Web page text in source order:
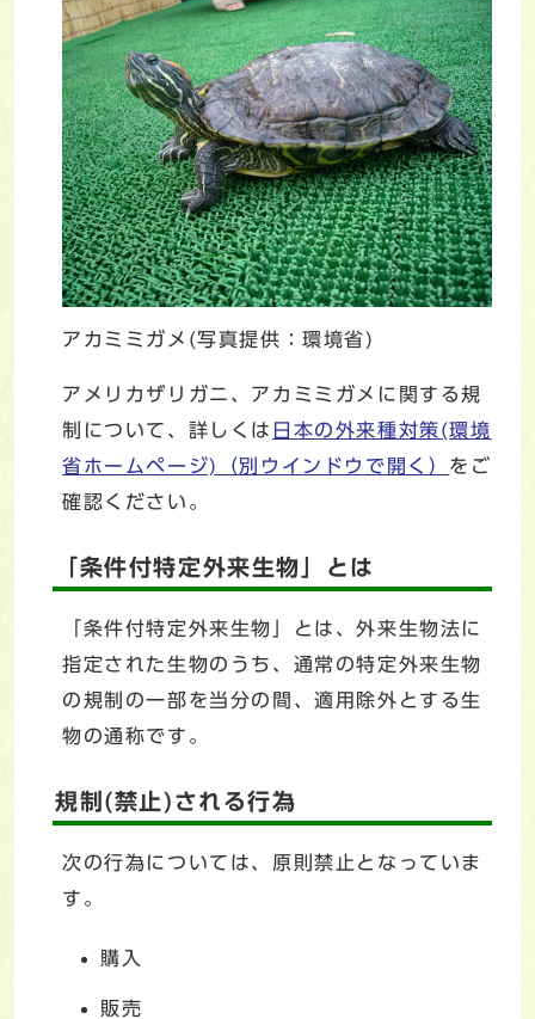
アカミミガメ(写真提供：環境省)
アメリカザリガニ、アカミミガメに関する規
制について、詳しくは 日本の外来種対策(環境
省ホームページ)
（別ウインドウで開く） をご
確認ください。
「条件付特定外来生物」とは
「条件付特定外来生物」とは、外来生物法に
指定された生物のうち、通常の特定外来生物
の規制の一部を当分の間、適用除外とする生
物の通称です。
規制(禁止)される行為
次の行為については、原則禁止となっていま
す。
購入
販売